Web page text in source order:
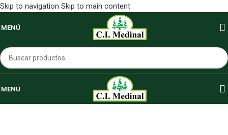
Skip to navigation Skip to main content
MENÚ
MENÚ